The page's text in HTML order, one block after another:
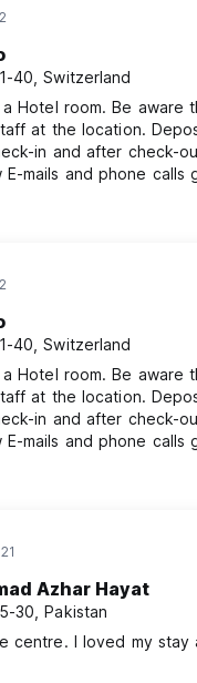
40, Switzerland
Hotel room. Be aware
at the location.
in and after check-
E-mails and phone
friendly and helpful
40, Switzerland
Hotel room. Be aware
at the location.
in and after check-
E-mails and phone
friendly and helpful
Azhar Hayat
30, Pakistan
centre. I loved my